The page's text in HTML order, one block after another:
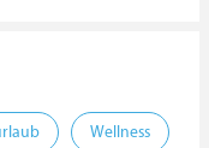
Wellness